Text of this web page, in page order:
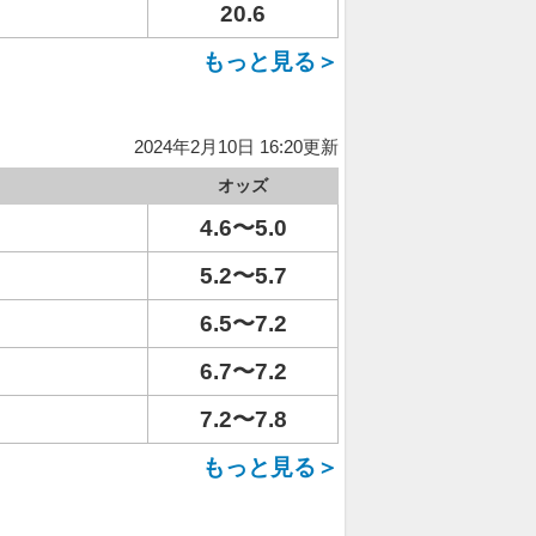
20.6
もっと見る＞
2024年2月10日 16:20更新
オッズ
4.6〜5.0
5.2〜5.7
6.5〜7.2
6.7〜7.2
7.2〜7.8
もっと見る＞